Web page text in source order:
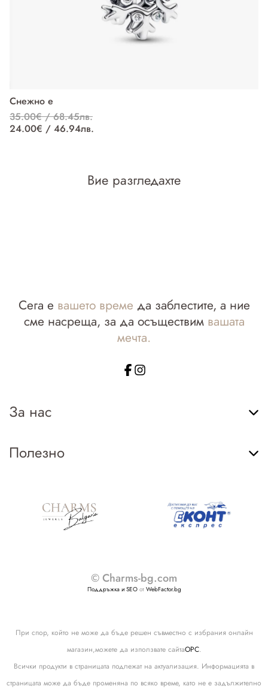
Снежно е
35.00€ / 68.45лв.
24.00€ / 46.94лв.
Вие разгледахте
Сега е вашето време да заблестите, а ние
сме насреща, за да осъществим вашата
мечта.
За нас
Полезно
© Charms-bg.com
Поддръжка и SEOот WebFactor.bg
При спор, който не може да бъде решен съвместно с избрания онлайн
магазин,можете да използвате сайтаОРС.
Всички продукти в страницата подлежат на актуализация. Информацията в
страницата може да бъде променяна по всяко време, като не е задължително